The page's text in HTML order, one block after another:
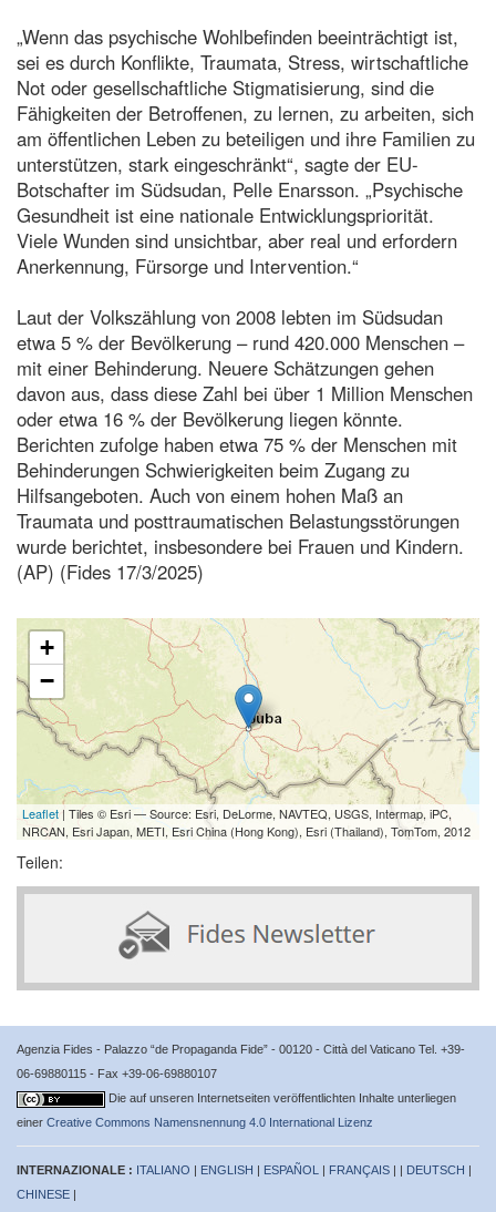
„Wenn das psychische Wohlbefinden beeinträchtigt ist,
sei es durch Konflikte, Traumata, Stress, wirtschaftliche
Not oder gesellschaftliche Stigmatisierung, sind die
Fähigkeiten der Betroffenen, zu lernen, zu arbeiten, sich
am öffentlichen Leben zu beteiligen und ihre Familien zu
unterstützen, stark eingeschränkt“, sagte der EU-
Botschafter im Südsudan, Pelle Enarsson. „Psychische
Gesundheit ist eine nationale Entwicklungspriorität.
Viele Wunden sind unsichtbar, aber real und erfordern
Anerkennung, Fürsorge und Intervention.“
Laut der Volkszählung von 2008 lebten im Südsudan
etwa 5 % der Bevölkerung – rund 420.000 Menschen –
mit einer Behinderung. Neuere Schätzungen gehen
davon aus, dass diese Zahl bei über 1 Million Menschen
oder etwa 16 % der Bevölkerung liegen könnte.
Berichten zufolge haben etwa 75 % der Menschen mit
Behinderungen Schwierigkeiten beim Zugang zu
Hilfsangeboten. Auch von einem hohen Maß an
Traumata und posttraumatischen Belastungsstörungen
wurde berichtet, insbesondere bei Frauen und Kindern.
(AP) (Fides 17/3/2025)
+
−
Leaflet | Tiles © Esri — Source: Esri, DeLorme, NAVTEQ, USGS, Intermap, iPC,
NRCAN, Esri Japan, METI, Esri China (Hong Kong), Esri (Thailand), TomTom, 2012
Teilen:
Agenzia Fides - Palazzo “de Propaganda Fide” - 00120 - Città del Vaticano Tel. +39-
06-69880115 - Fax +39-06-69880107
Die auf unseren Internetseiten veröffentlichten Inhalte unterliegen
einer Creative Commons Namensnennung 4.0 International Lizenz
INTERNAZIONALE : ITALIANO | ENGLISH | ESPAÑOL | FRANÇAIS | | DEUTSCH |
CHINESE |